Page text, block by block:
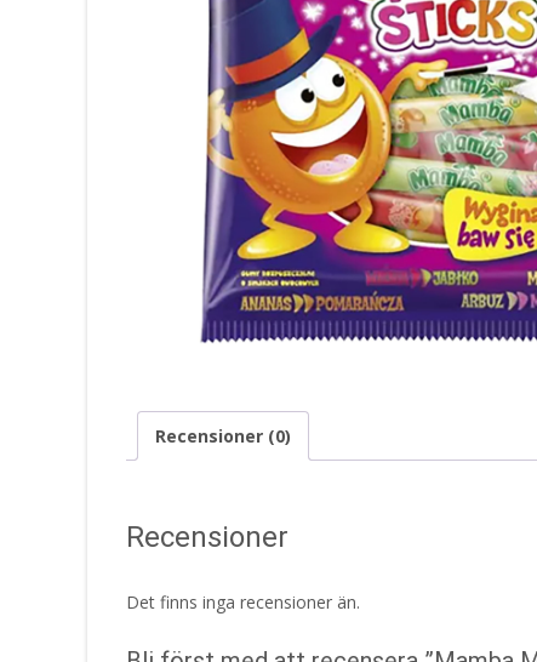
Recensioner (0)
Recensioner
Det finns inga recensioner än.